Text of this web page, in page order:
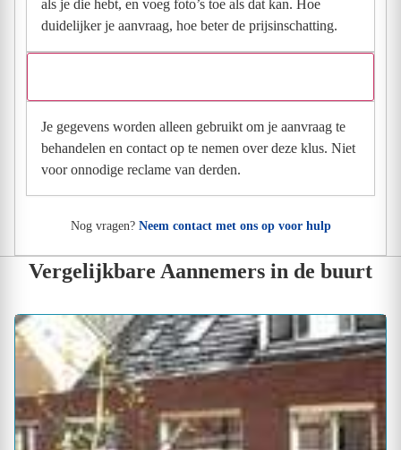
als je die hebt, en voeg foto’s toe als dat kan. Hoe
duidelijker je aanvraag, hoe beter de prijsinschatting.
Je gegevens worden alleen gebruikt om je aanvraag te
behandelen en contact op te nemen over deze klus. Niet
voor onnodige reclame van derden.
Nog vragen? Neem contact met ons op voor hulp
Vergelijkbare Aannemers in de buurt